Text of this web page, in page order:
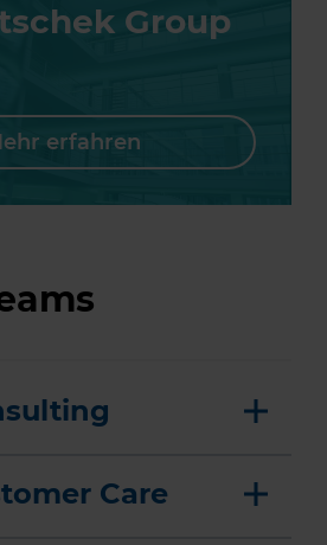
Group
erfahren
Care